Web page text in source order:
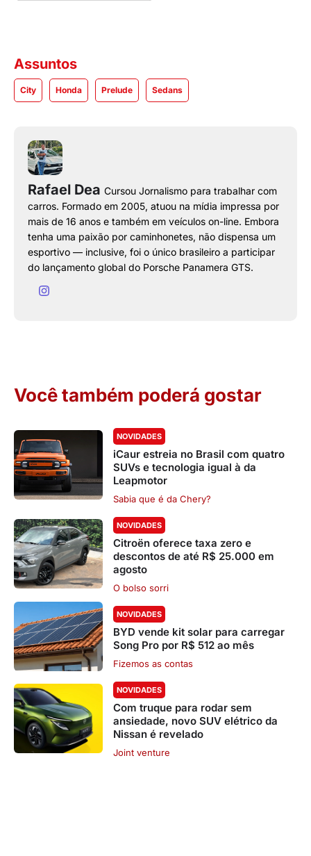
Assuntos
City Honda Prelude Sedans
Rafael Dea Cursou Jornalismo para trabalhar com
carros. Formado em 2005, atuou na mídia impressa por
mais de 16 anos e também em veículos on-line. Embora
tenha uma paixão por caminhonetes, não dispensa um
esportivo — inclusive, foi o único brasileiro a participar
do lançamento global do Porsche Panamera GTS.
Você também poderá gostar
NOVIDADES
iCaur estreia no Brasil com quatro
SUVs e tecnologia igual à da
Leapmotor
Sabia que é da Chery?
NOVIDADES
Citroën oferece taxa zero e
descontos de até R$ 25.000 em
agosto
O bolso sorri
NOVIDADES
BYD vende kit solar para carregar
Song Pro por R$ 512 ao mês
Fizemos as contas
NOVIDADES
Com truque para rodar sem
ansiedade, novo SUV elétrico da
Nissan é revelado
Joint venture